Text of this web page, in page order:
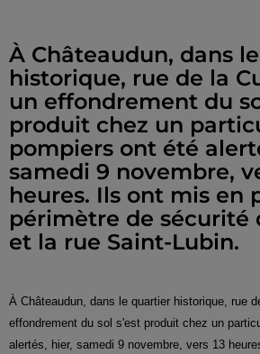
À Châteaudun, dans
historique, rue de la
un effondrement du
produit chez un
pompiers ont été
samedi 9 novembre,
heures. Ils ont mis en
périmètre de sécurité
et la rue Saint-Lubin.
À Châteaudun, dans le quartier historique, rue
effondrement du sol s'est produit chez un
alertés, hier, samedi 9 novembre, vers 13